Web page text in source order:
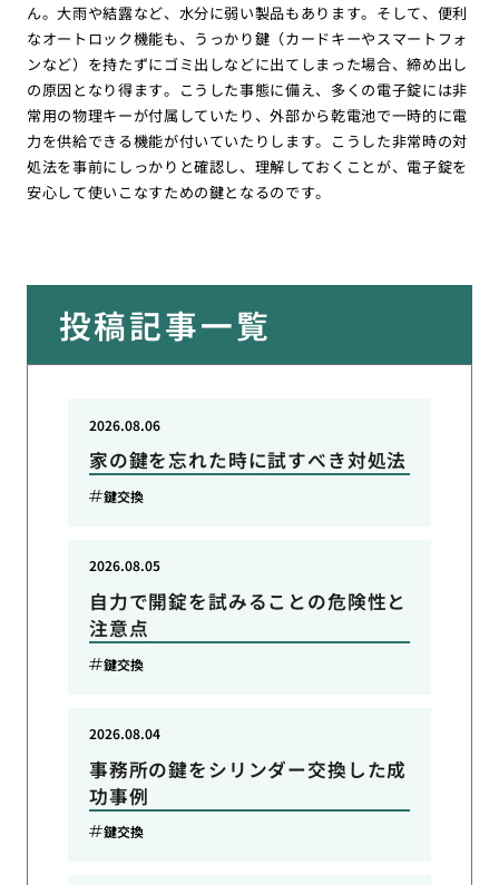
ん。大雨や結露など、水分に弱い製品もあります。そして、便利
なオートロック機能も、うっかり鍵（カードキーやスマートフォ
ンなど）を持たずにゴミ出しなどに出てしまった場合、締め出し
の原因となり得ます。こうした事態に備え、多くの電子錠には非
常用の物理キーが付属していたり、外部から乾電池で一時的に電
力を供給できる機能が付いていたりします。こうした非常時の対
処法を事前にしっかりと確認し、理解しておくことが、電子錠を
安心して使いこなすための鍵となるのです。
投稿記事一覧
家の鍵を忘れた時に試すべき対処法
2026.08.06
鍵交換
自力で開錠を試みることの危険性と
注意点
2026.08.05
鍵交換
事務所の鍵をシリンダー交換した成
功事例
2026.08.04
鍵交換